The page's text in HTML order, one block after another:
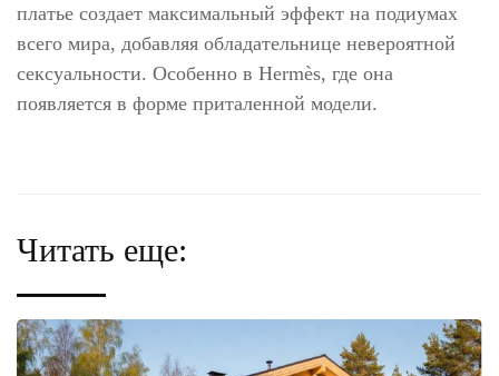
платье создает максимальный эффект на подиумах
всего мира, добавляя обладательнице невероятной
сексуальности. Особенно в Hermès, где она
появляется в форме приталенной модели.
Читать еще: